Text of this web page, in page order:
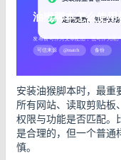
安装油猴脚本时，最重
所有网站、读取剪贴
权限与功能是否匹配。
是合理的，但一个普通
慎。